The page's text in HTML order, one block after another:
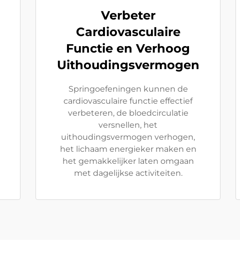
Verbeter
Cardiovasculaire
Functie en Verhoog
Uithoudingsvermogen
Springoefeningen kunnen de
cardiovasculaire functie effectief
verbeteren, de bloedcirculatie
versnellen, het
uithoudingsvermogen verhogen,
het lichaam energieker maken en
het gemakkelijker laten omgaan
met dagelijkse activiteiten.